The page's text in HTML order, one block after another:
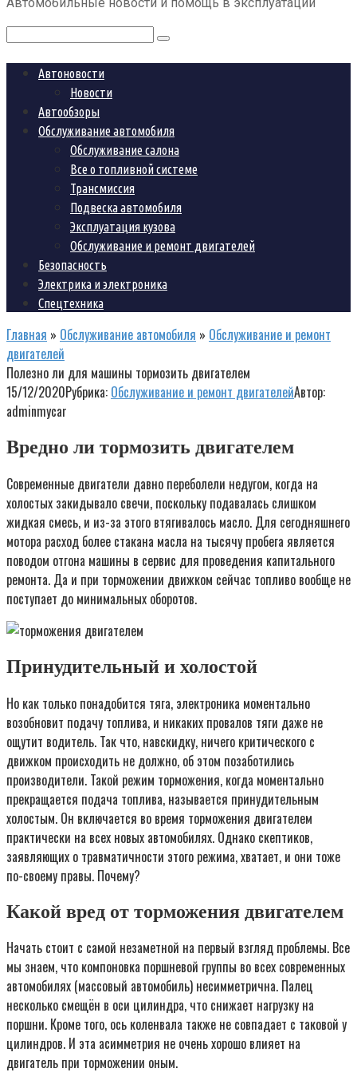
Поиск:
Автоновости
Новости
Автообзоры
Обслуживание автомобиля
Обслуживание салона
Все о топливной системе
Трансмиссия
Подвеска автомобиля
Эксплуатация кузова
Обслуживание и ремонт двигателей
Безопасность
Электрика и электроника
Спецтехника
Главная » Обслуживание автомобиля » Обслуживание и ремонт
двигателей
Полезно ли для машины тормозить двигателем
15/12/2020Рубрика: Обслуживание и ремонт двигателейАвтор:
adminmycar
Вредно ли тормозить двигателем
Современные двигатели давно переболели недугом, когда на
холостых закидывало свечи, поскольку подавалась слишком
жидкая смесь, и из-за этого втягивалось масло. Для сегодняшнего
мотора расход более стакана масла на тысячу пробега является
поводом отгона машины в сервис для проведения капитального
ремонта. Да и при торможении движком сейчас топливо вообще не
поступает до минимальных оборотов.
Принудительный и холостой
Но как только понадобится тяга, электроника моментально
возобновит подачу топлива, и никаких провалов тяги даже не
ощутит водитель. Так что, навскидку, ничего критического с
движком происходить не должно, об этом позаботились
производители. Такой режим торможения, когда моментально
прекращается подача топлива, называется принудительным
холостым. Он включается во время торможения двигателем
практически на всех новых автомобилях. Однако скептиков,
заявляющих о травматичности этого режима, хватает, и они тоже
по-своему правы. Почему?
Какой вред от торможения двигателем
Начать стоит с самой незаметной на первый взгляд проблемы. Все
мы знаем, что компоновка поршневой группы во всех современных
автомобилях (массовый автомобиль) несимметрична. Палец
несколько смещён в оси цилиндра, что снижает нагрузку на
поршни. Кроме того, ось коленвала также не совпадает с таковой у
цилиндров. И эта асимметрия не очень хорошо влияет на
двигатель при торможении оным.